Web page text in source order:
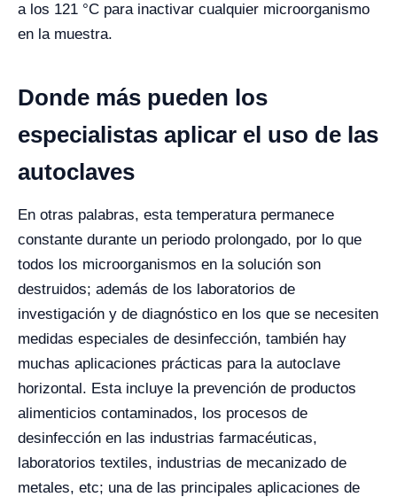
a los 121 °C para inactivar cualquier microorganismo
en la muestra.
Donde más pueden los
especialistas aplicar el uso de las
autoclaves
En otras palabras, esta temperatura permanece
constante durante un periodo prolongado, por lo que
todos los microorganismos en la solución son
destruidos; además de los laboratorios de
investigación y de diagnóstico en los que se necesiten
medidas especiales de desinfección, también hay
muchas aplicaciones prácticas para la autoclave
horizontal. Esta incluye la prevención de productos
alimenticios contaminados, los procesos de
desinfección en las industrias farmacéuticas,
laboratorios textiles, industrias de mecanizado de
metales, etc; una de las principales aplicaciones de